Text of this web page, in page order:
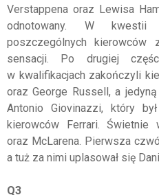
Verstappena oraz Lewisa
odnotowany. W
poszczególnych kierowców
sensacji. Po drugiej
w kwalifikacjach zakończyli
oraz George Russell, a
Antonio Giovinazzi, który
kierowców Ferrari. Świetnie
oraz McLarena. Pierwsza
a tuż za nimi uplasował się
Q3